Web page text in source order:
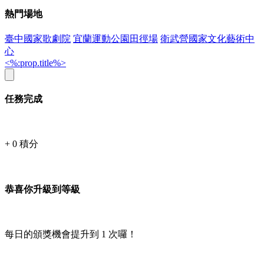
熱門場地
臺中國家歌劇院 宜蘭運動公園田徑場 衛武營國家文化藝術中
心
<%:prop.title%>
任務完成
+ 0 積分
恭喜你升級到等級
每日的頒獎機會提升到 1 次囉！